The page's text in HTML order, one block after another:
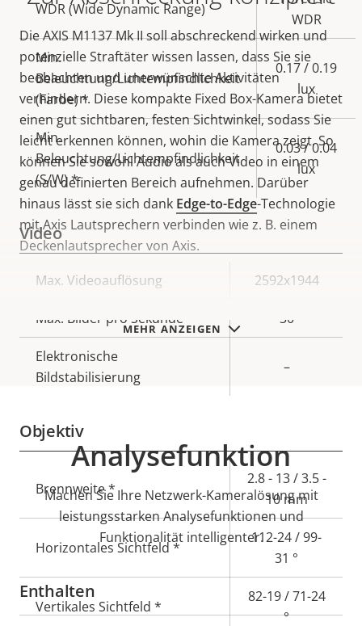
Die AXIS M1137 Mk II soll abschreckend wirken und
potenzielle Straftäter wissen lassen, dass Sie sie
beobachten und unerwünschte Aktivitäten
verhindern. Diese kompakte Fixed Box-Kamera bietet
einen gut sichtbaren, festen Sichtwinkel, sodass Sie
leicht erkennen können, wohin die Kamera zeigt. So
können Sie sowohl Audio als auch Video in einem
genau definierten Bereich aufnehmen. Darüber
hinaus lässt sie sich dank Edge-to-Edge-Technologie
mit Axis Lautsprechern verbinden wie z. B. einem
Deckenlautsprecher von Axis.
MEHR ANZEIGEN
WDR (Wide Dynamic Range)
WDR
Min.
Beleuchtung/Lichtempfindlichkeit
(Farbe) *
0.17 / 0.19
lux
Min.
Beleuchtung/Lichtempfindlichkeit
(S/W) *
0.03 / 0.04
lux
Video
Eigentumsbeschreibung Eigentumswert
Max. Videoauflösung 2592x1944
Max. Bilder pro Sekunde 30
Elektronische
Bildstabilisierung
–
Objektiv
Eigentumsbeschreibung Eigentumswert
Brennweite *
2.8 - 13 / 3.5 -
10 mm
Horizontales Sichtfeld *
112-24 / 99-
31 °
Vertikales Sichtfeld *
82-19 / 71-24
°
Analysefunktion
Machen Sie Ihre Netzwerk-Kameralösung mit
leistungsstarken Analysefunktionen und
Funktionalität intelligenter.
Enthalten